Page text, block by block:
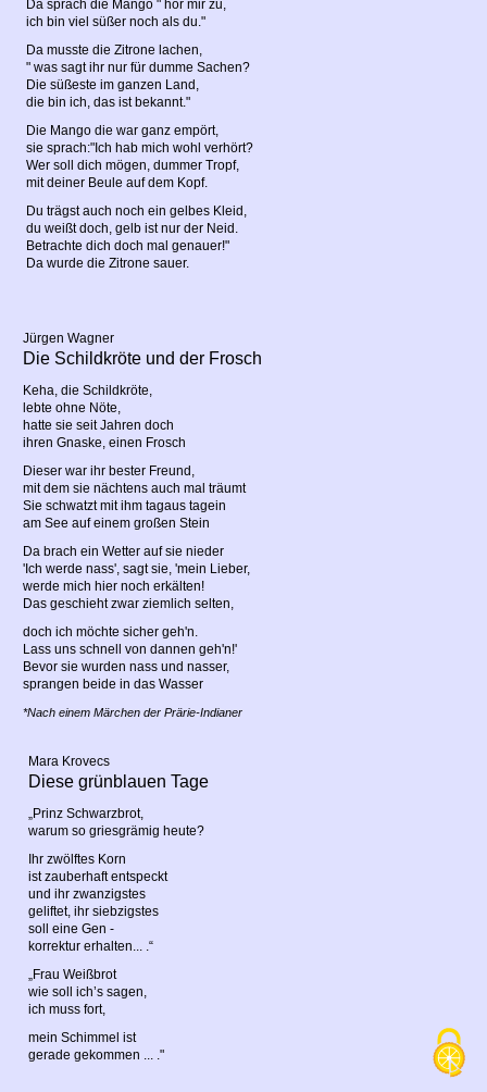
Da sprach die Mango " hör mir zu,
ich bin viel süßer noch als du."
Da musste die Zitrone lachen,
" was sagt ihr nur für dumme Sachen?
Die süßeste im ganzen Land,
die bin ich, das ist bekannt."
Die Mango die war ganz empört,
sie sprach:"Ich hab mich wohl verhört?
Wer soll dich mögen, dummer Tropf,
mit deiner Beule auf dem Kopf.
Du trägst auch noch ein gelbes Kleid,
du weißt doch, gelb ist nur der Neid.
Betrachte dich doch mal genauer!"
Da wurde die Zitrone sauer.
Jürgen Wagner
Die Schildkröte und der Frosch
Keha, die Schildkröte,
lebte ohne Nöte,
hatte sie seit Jahren doch
ihren Gnaske, einen Frosch
Dieser war ihr bester Freund,
mit dem sie nächtens auch mal träumt
Sie schwatzt mit ihm tagaus tagein
am See auf einem großen Stein
Da brach ein Wetter auf sie nieder
'Ich werde nass', sagt sie, 'mein Lieber,
werde mich hier noch erkälten!
Das geschieht zwar ziemlich selten,
doch ich möchte sicher geh'n.
Lass uns schnell von dannen geh'n!'
Bevor sie wurden nass und nasser,
sprangen beide in das Wasser
*Nach einem Märchen der Prärie-Indianer
Mara Krovecs
Diese grünblauen Tage
„Prinz Schwarzbrot,
warum so griesgrämig heute?
Ihr zwölftes Korn
ist zauberhaft entspeckt
und ihr zwanzigstes
geliftet, ihr siebzigstes
soll eine Gen -
korrektur erhalten... .“
„Frau Weißbrot
wie soll ich’s sagen,
ich muss fort,
mein Schimmel ist
gerade gekommen ... ."